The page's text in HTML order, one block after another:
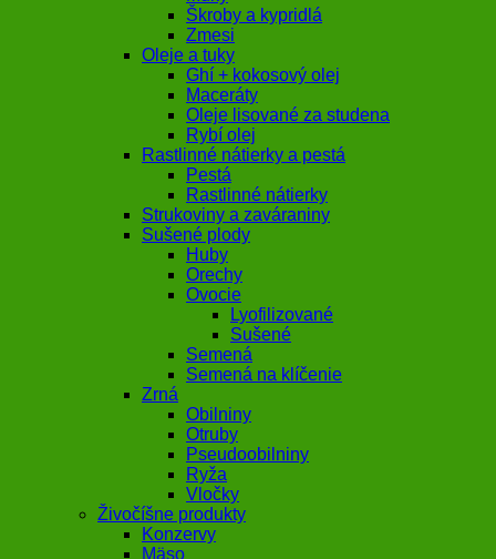
Škroby a kypridlá
Zmesi
Oleje a tuky
Ghí + kokosový olej
Maceráty
Oleje lisované za studena
Rybí olej
Rastlinné nátierky a pestá
Pestá
Rastlinné nátierky
Strukoviny a zaváraniny
Sušené plody
Huby
Orechy
Ovocie
Lyofilizované
Sušené
Semená
Semená na klíčenie
Zrná
Obilniny
Otruby
Pseudoobilniny
Ryža
Vločky
Živočíšne produkty
Konzervy
Mäso